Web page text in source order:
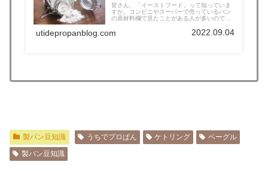
皆さん、「イーストフード」って知っていま
すか。コンビニやスーパーで売っているパン
の原材料欄で見たことがある人が多いので
utidepropanblog.com 2022.09.04
製パン豆知識 うちでプロぱん ケトリング
ベーグル
製パン豆知識